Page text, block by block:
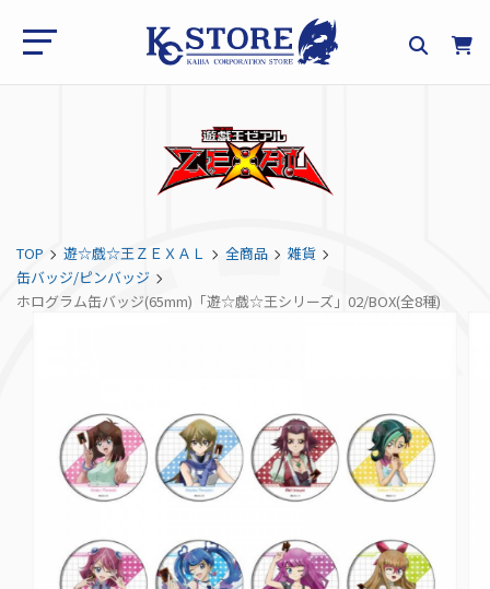
TOP 遊☆戯☆王ＺＥＸＡＬ 全商品
雑貨
缶バッジ/ピンバッジ
ホログラム缶バッジ(65mm)「遊☆戯☆王シリーズ」02/BOX(全8種)